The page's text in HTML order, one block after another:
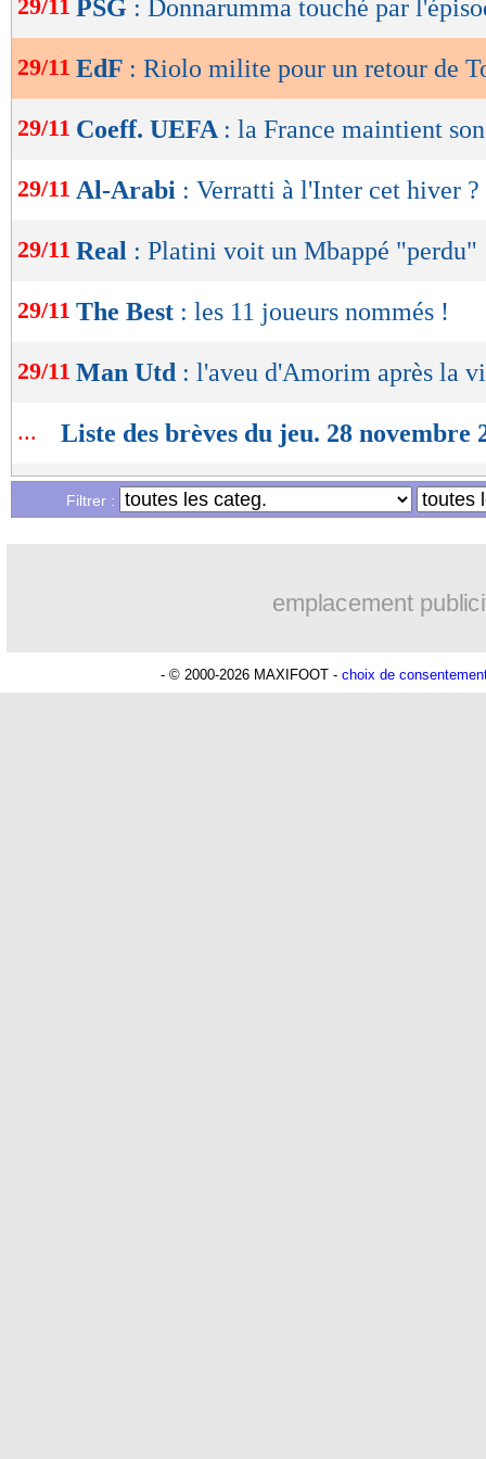
de
OK
29/11 PSG : Donnarumma touché par
29/11 EdF : Riolo milite pour un retour de
29/11 Coeff. UEFA : la France maintient
29/11 Al-Arabi : Verratti à l'Inter cet hiver ?
29/11 Real : Platini voit un Mbappé "perdu"
29/11 The Best : les 11 joueurs nommés !
29/11 Man Utd : l'aveu d'Amorim après la
... Liste des brèves du jeu. 28 novembre
Liste des brèves du mer. 27 novembre
Filtrer :
emplacement
- © 2000-2026 MAXIFOOT - choix de